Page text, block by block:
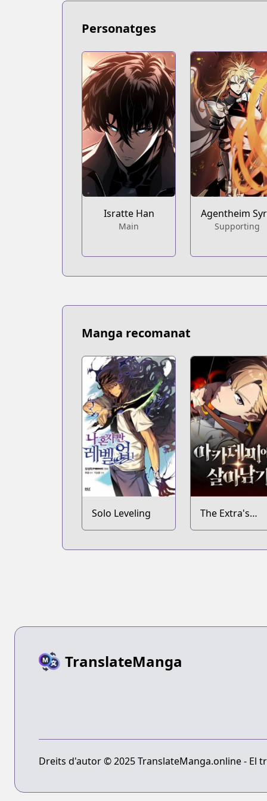
Personatges
Isratte Han
Main
Agentheim
Supporting
Manga recomanat
Solo Leveling
The Extra's
Academy
TranslateManga
Dreits d'autor © 2025 TranslateManga.online - El